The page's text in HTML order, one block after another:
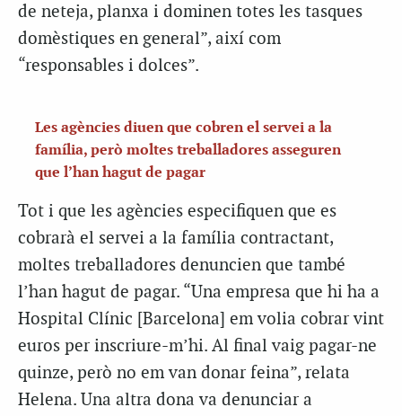
de neteja, planxa i dominen totes les tasques
domèstiques en general”, així com
“responsables i dolces”.
Les agències diuen que cobren el servei a la
família, però moltes treballadores asseguren
que l’han hagut de pagar
Tot i que les agències especifiquen que es
cobrarà el servei a la família contractant,
moltes treballadores denuncien que també
l’han hagut de pagar. “Una empresa que hi ha a
Hospital Clínic [Barcelona] em volia cobrar vint
euros per inscriure-m’hi. Al final vaig pagar-ne
quinze, però no em van donar feina”, relata
Helena. Una altra dona va denunciar a